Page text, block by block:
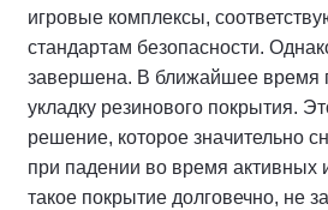
игровые комплексы,
стандартам безопасности.
завершена. В ближайшее время
укладку резинового покрытия.
решение, которое значительно
при падении во время активных
такое покрытие долговечно, не